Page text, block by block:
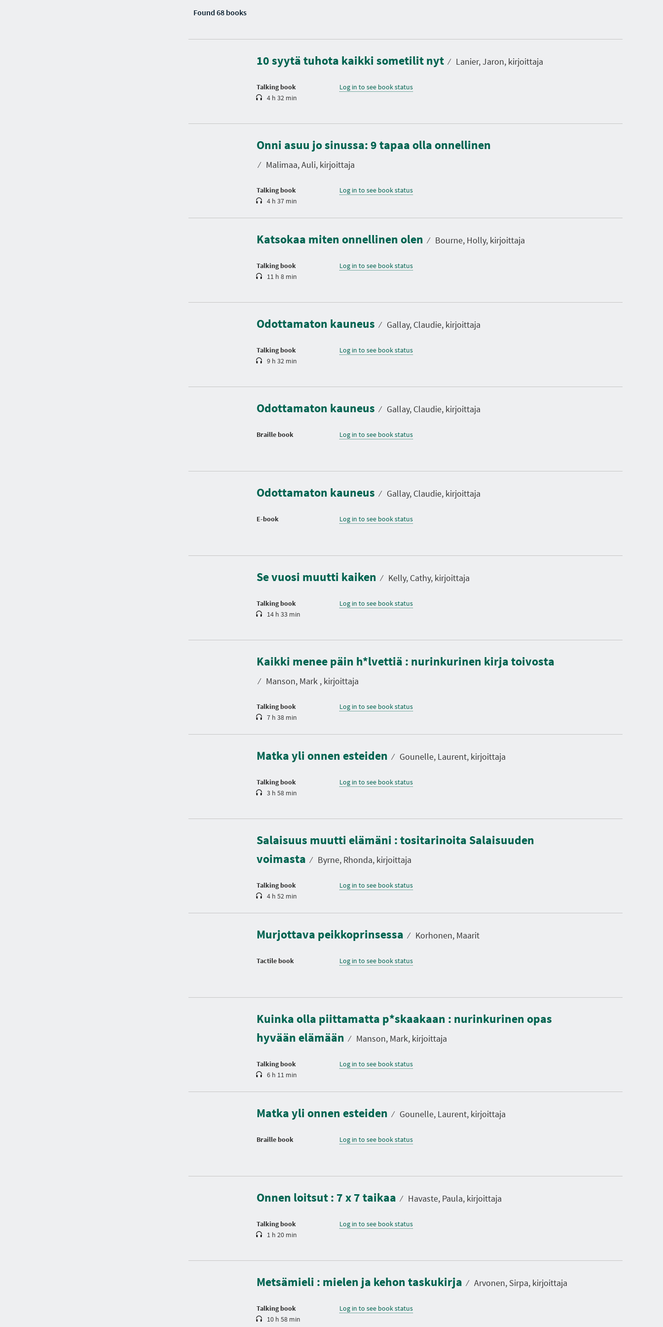
Found 68 books
10 syytä tuhota kaikki sometilit nyt ⁄ Lanier, Jaron, kirjoittaja
Talking book
r
t
i
n
4 h 32 min
Log in to see book status
Onni asuu jo sinussa: 9 tapaa olla onnellinen
⁄ Malimaa, Auli, kirjoittaja
Talking book
D
r
a
t
i
n
4 h 37 min
Log in to see book status
Katsokaa miten onnellinen olen ⁄ Bourne, Holly, kirjoittaja
Talking book
D
r
t
i
n
11 h 8 min
Log in to see book status
Odottamaton kauneus ⁄ Gallay, Claudie, kirjoittaja
Talking book
r
t
i
n
9 h 32 min
Log in to see book status
Odottamaton kauneus ⁄ Gallay, Claudie, kirjoittaja
Braille book Log in to see book status
Odottamaton kauneus ⁄ Gallay, Claudie, kirjoittaja
E-book Log in to see book status
Se vuosi muutti kaiken ⁄ Kelly, Cathy, kirjoittaja
Talking book
r
t
i
n
14 h 33 min
Log in to see book status
Kaikki menee päin h*lvettiä : nurinkurinen kirja toivosta
⁄ Manson, Mark , kirjoittaja
Talking book
D
r
a
t
i
n
7 h 38 min
Log in to see book status
Matka yli onnen esteiden ⁄ Gounelle, Laurent, kirjoittaja
Talking book
D
r
t
i
n
3 h 58 min
Log in to see book status
Salaisuus muutti elämäni : tositarinoita Salaisuuden
voimasta ⁄ Byrne, Rhonda, kirjoittaja
Talking book
D
r
a
t
i
n
4 h 52 min
Log in to see book status
Murjottava peikkoprinsessa ⁄ Korhonen, Maarit
Tactile book Log in to see book status
Kuinka olla piittamatta p*skaakaan : nurinkurinen opas
hyvään elämään ⁄ Manson, Mark, kirjoittaja
Talking book
D
r
a
t
i
n
6 h 11 min
Log in to see book status
Matka yli onnen esteiden ⁄ Gounelle, Laurent, kirjoittaja
Braille book Log in to see book status
Onnen loitsut : 7 x 7 taikaa ⁄ Havaste, Paula, kirjoittaja
Talking book
r
t
i
n
1 h 20 min
Log in to see book status
Metsämieli : mielen ja kehon taskukirja ⁄ Arvonen, Sirpa, kirjoittaja
Talking book
r
t
i
n
10 h 58 min
Log in to see book status